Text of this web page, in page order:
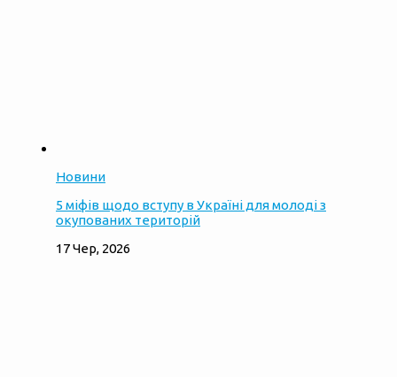
Новини
5 міфів щодо вступу в Україні для молоді з
окупованих територій
17 Чер, 2026